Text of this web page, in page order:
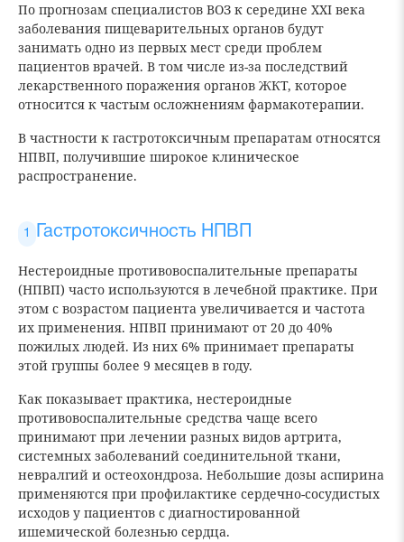
По прогнозам специалистов ВОЗ к середине XXI века
заболевания пищеварительных органов будут
занимать одно из первых мест среди проблем
пациентов врачей. В том числе из-за последствий
лекарственного поражения органов ЖКТ, которое
относится к частым осложнениям фармакотерапии.
В частности к гастротоксичным препаратам относятся
НПВП, получившие широкое клиническое
распространение.
Гастротоксичность НПВП
Нестероидные противовоспалительные препараты
(НПВП) часто используются в лечебной практике. При
этом с возрастом пациента увеличивается и частота
их применения. НПВП принимают от 20 до 40%
пожилых людей. Из них 6% принимает препараты
этой группы более 9 месяцев в году.
Как показывает практика, нестероидные
противовоспалительные средства чаще всего
принимают при лечении разных видов артрита,
системных заболеваний соединительной ткани,
невралгий и остеохондроза. Небольшие дозы аспирина
применяются при профилактике сердечно-сосудистых
исходов у пациентов с диагностированной
ишемической болезнью сердца.